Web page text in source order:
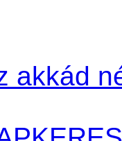
akkád